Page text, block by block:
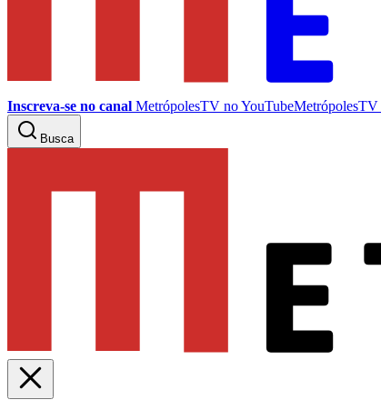
Inscreva-se no canal MetrópolesTV noYouTubeMetrópolesTV
Busca